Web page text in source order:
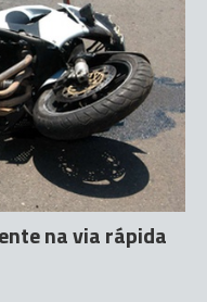
na via rápida